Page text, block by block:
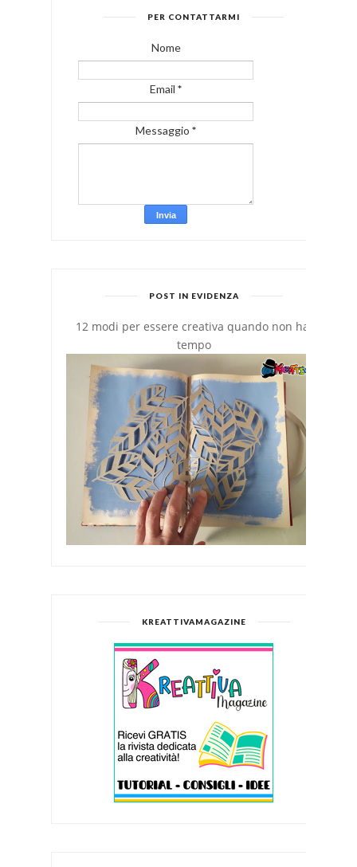
PER CONTATTARMI
Nome
Email *
Messaggio *
POST IN EVIDENZA
12 modi per essere creativa quando non hai
tempo
KREATTIVAMAGAZINE